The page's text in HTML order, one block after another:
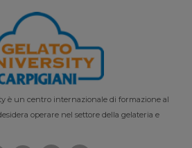
è un centro internazionale di formazione al
operare nel settore della gelateria e